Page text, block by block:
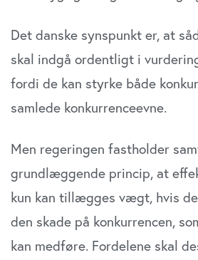
Det danske synspunkt er, at
skal indgå ordentligt i
fordi de kan styrke både
samlede konkurrenceevne.
Men regeringen fastholder
grundlæggende princip, at
kun kan tillægges vægt, hvis
den skade på konkurrencen,
kan medføre. Fordelene skal